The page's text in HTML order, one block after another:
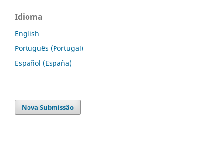
Idioma
English
Português (Portugal)
Español (España)
Nova Submissão